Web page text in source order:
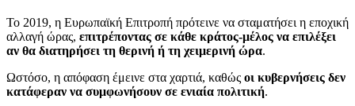
Το 2019, η Ευρωπαϊκή Επιτροπή πρότεινε να σταματήσει η εποχική
αλλαγή ώρας, επιτρέποντας σε κάθε κράτος-μέλος να επιλέξει
αν θα διατηρήσει τη θερινή ή τη χειμερινή ώρα.
Ωστόσο, η απόφαση έμεινε στα χαρτιά, καθώς οι κυβερνήσεις δεν
κατάφεραν να συμφωνήσουν σε ενιαία πολιτική.